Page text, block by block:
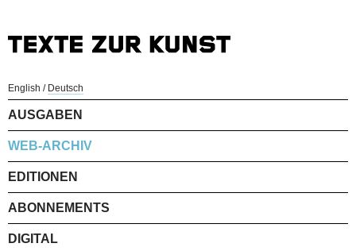
English / Deutsch
AUSGABEN
WEB-ARCHIV
EDITIONEN
ABONNEMENTS
DIGITAL